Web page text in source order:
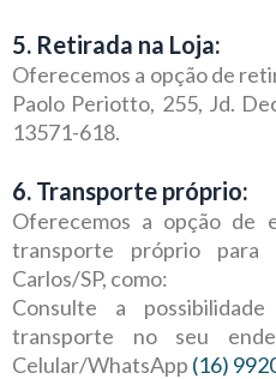
5. Retirada na Loja:
Oferecemos a opção de
Paolo Periotto, 255, Jd.
13571-618.
6. Transporte próprio:
Oferecemos a opção de
transporte próprio para
Carlos/SP, como:
Consulte a
transporte no seu
Celular/WhatsApp (16)